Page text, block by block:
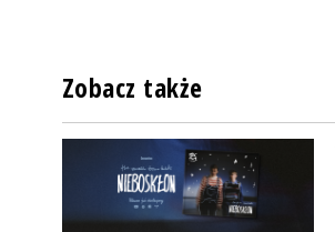
Zobacz także